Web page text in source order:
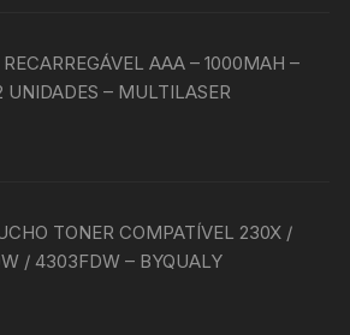
AAA – 1000MAH –
UNIDADES – MULTILASER
TONER COMPATÍVEL 230X /
/ 4303FDW – BYQUALY